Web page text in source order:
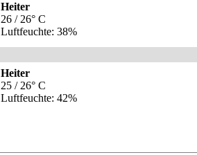
Heiter
26 / 26° C
Luftfeuchte: 38%
Heiter
25 / 26° C
Luftfeuchte: 42%